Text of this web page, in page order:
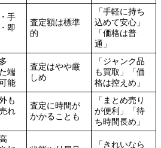
手
即
査定額は標準
的
「手軽に持ち
込めて安心」
「価格は普
通」
端
能
査定はやや厳
しめ
「ジャンク品
も買取」「価
格は控えめ」
も
れ
査定に時間が
かかることも
「まとめ売り
が便利」「待
ち時間長め」
「きれいなら